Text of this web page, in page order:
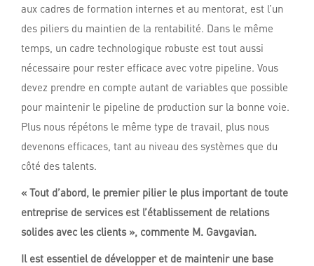
aux cadres de formation internes et au mentorat, est l’un
des piliers du maintien de la rentabilité. Dans le même
temps, un cadre technologique robuste est tout aussi
nécessaire pour rester efficace avec votre pipeline. Vous
devez prendre en compte autant de variables que possible
pour maintenir le pipeline de production sur la bonne voie.
Plus nous répétons le même type de travail, plus nous
devenons efficaces, tant au niveau des systèmes que du
côté des talents.
« Tout d’abord, le premier pilier le plus important de toute
entreprise de services est l’établissement de relations
solides avec les clients », commente M. Gavgavian.
Il est essentiel de développer et de maintenir une base